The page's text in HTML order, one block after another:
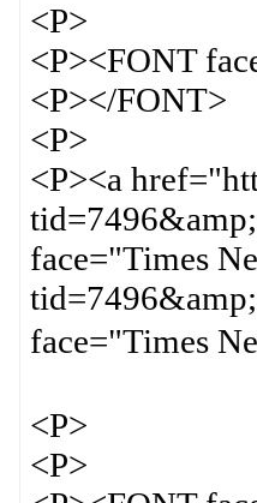
<P>
<P><FONT
<P></FONT>
<P>
<P><a
face="Times
face="Times
<P>
<P>